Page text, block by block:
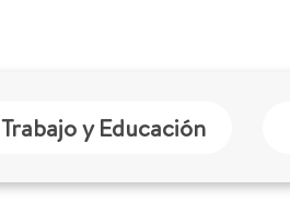
Trabajo y Educación